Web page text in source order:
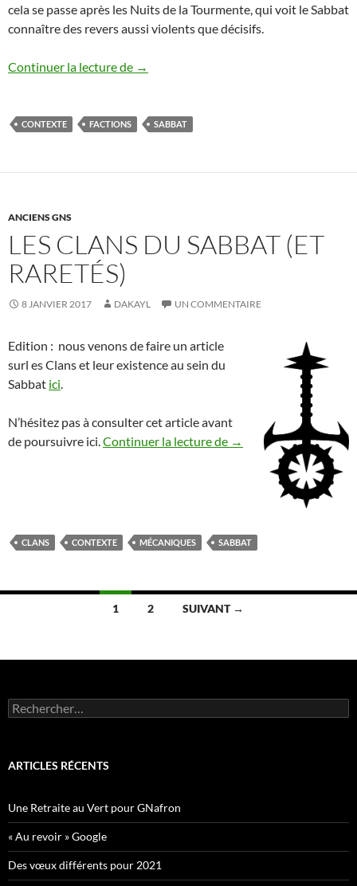
cela se passe après les Nuits de la Tourmente, qui voit le Sabbat
connaître des revers aussi violents que décisifs.
Continuer la lecture de Les Factions du Sabbat
→
CONTEXTE FACTIONS SABBAT
ANCIENS GNS
LES CLANS DU SABBAT (ET
RARETÉS)
8 JANVIER 2017 DAKAYL UN COMMENTAIRE
Edition : nous venons de faire un article
surl es Clans et leur existence au sein du
Sabbat ici
N’hésitez pas à consulter cet article avant
de poursuivre ici. Continuer la lecture de Les Clans du Sabbat
→
CLANS CONTEXTE MÉCANIQUES SABBAT
articles
1 2 SUIVANT →
Rechercher :
ARTICLES RÉCENTS
Une Retraite au Vert pour GNafron
« Au revoir » Google
Des vœux différents pour 2021